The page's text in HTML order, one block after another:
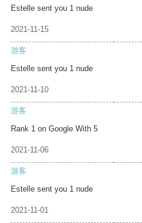
Estelle sent you 1 nude
2021-11-15
游客
Estelle sent you 1 nude
2021-11-10
游客
Rank 1 on Google With 5
2021-11-06
游客
Estelle sent you 1 nude
2021-11-01